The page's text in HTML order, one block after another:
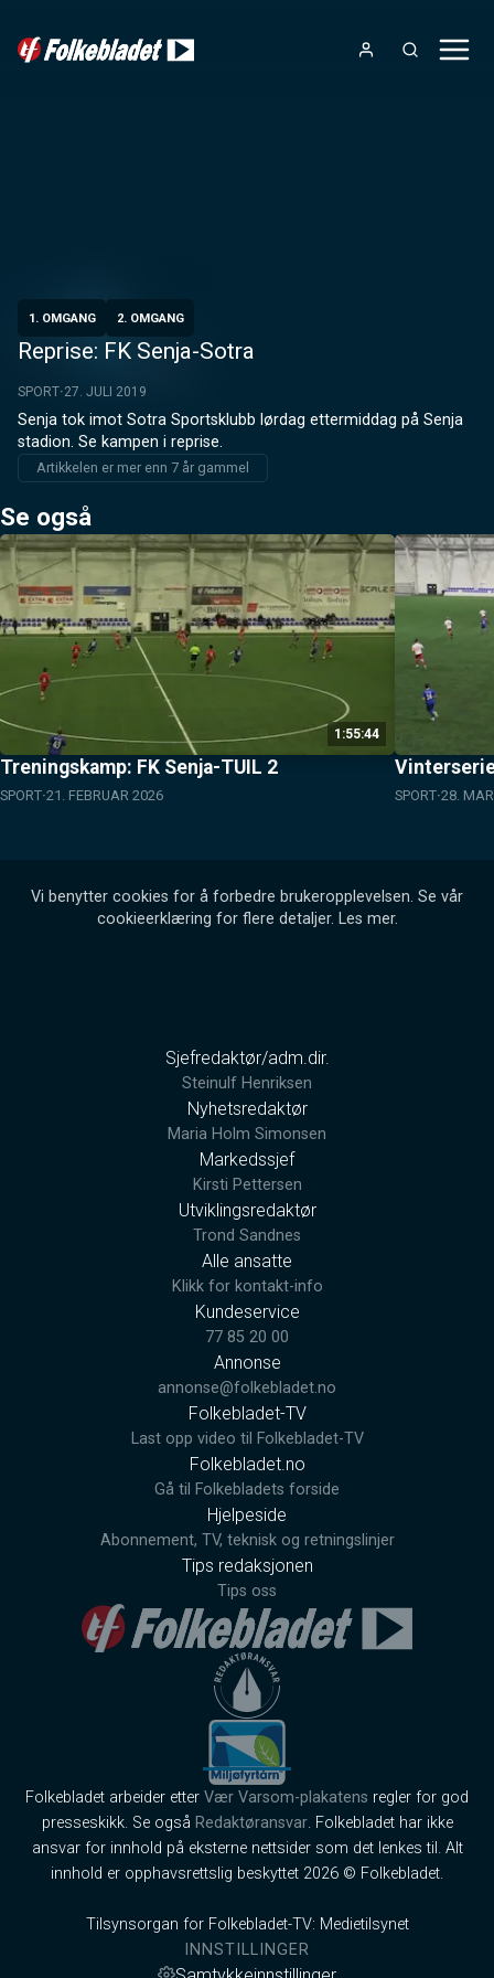
1. OMGANG 2. OMGANG
Reprise: FK Senja-Sotra
SPORT 27. JULI 2019
Senja tok imot Sotra Sportsklubb lørdag ettermiddag på Senja
stadion. Se kampen i reprise.
Artikkelen er mer enn 7 år gammel
Se også
1:55:44
Treningskamp: FK Senja-TUIL 2
SPORT 21. FEBRUAR 2026 SPORT 28.
Vi benytter cookies for å forbedre brukeropplevelsen. Se vår
cookieerklæring for flere detaljer. Les mer.
Sjefredaktør/adm.dir.
Steinulf Henriksen
Nyhetsredaktør
Maria Holm Simonsen
Markedssjef
Kirsti Pettersen
Utviklingsredaktør
Trond Sandnes
Alle ansatte
Klikk for kontakt-info
Kundeservice
77 85 20 00
Annonse
annonse@folkebladet.no
Folkebladet-TV
Last opp video til Folkebladet-TV
Folkebladet.no
Gå til Folkebladets forside
Hjelpeside
Abonnement, TV, teknisk og retningslinjer
Tips redaksjonen
Tips oss
Folkebladet arbeider etter Vær Varsom-plakatens regler for god
presseskikk. Se også Redaktøransvar. Folkebladet har ikke
ansvar for innhold på eksterne nettsider som det lenkes til. Alt
innhold er opphavsrettslig beskyttet 2026 © Folkebladet.
Tilsynsorgan for Folkebladet-TV: Medietilsynet
INNSTILLINGER